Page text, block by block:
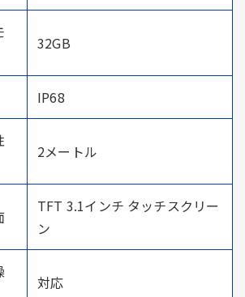
32GB
IP68
2メートル
TFT 3.1インチ タッチスクリー
ン
対応